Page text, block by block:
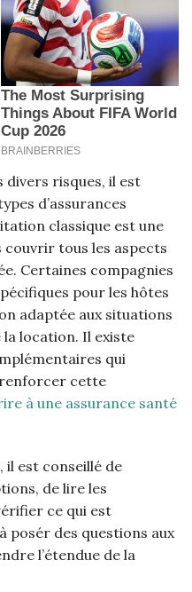
risques, il est
d’assurances
classique est une
couvrir tous les aspects
Certaines compagnies
pour les hôtes
adaptée aux situations
location. Il existe
qui
cette
à une assurance santé
il est conseillé de
de lire les
ce qui est
posér des questions aux
l’étendue de la